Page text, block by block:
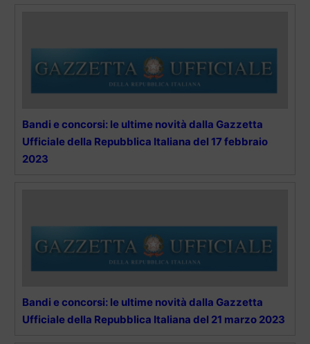
Bandi e concorsi: le ultime novità dalla Gazzetta
Ufficiale della Repubblica Italiana del 17 febbraio
2023
Bandi e concorsi: le ultime novità dalla Gazzetta
Ufficiale della Repubblica Italiana del 21 marzo 2023